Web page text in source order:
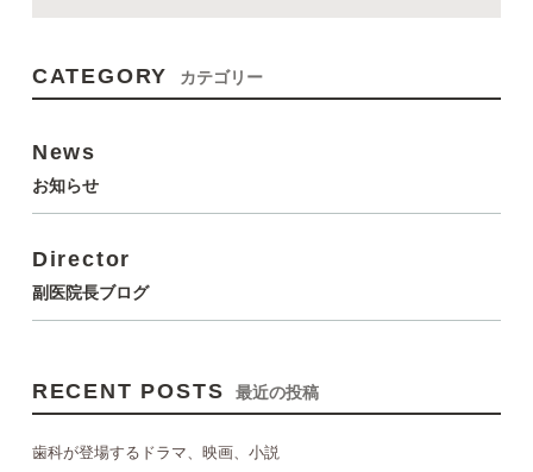
CATEGORY カテゴリー
News
お知らせ
Director
副医院長ブログ
RECENT POSTS 最近の投稿
歯科が登場するドラマ、映画、小説